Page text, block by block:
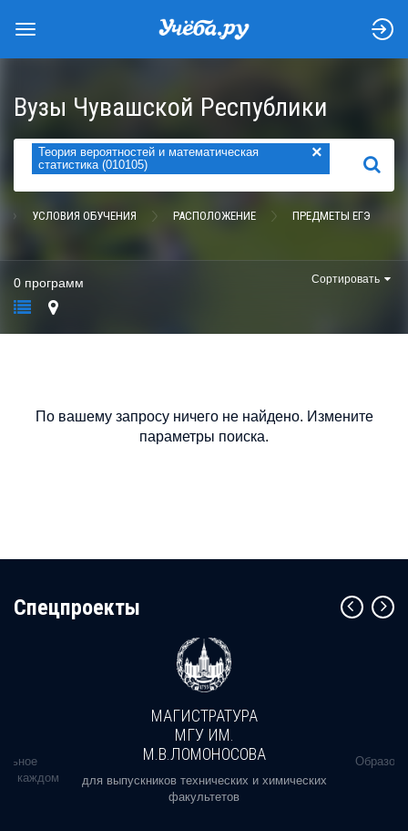
Вузы Чувашской Республики
Теория вероятностей и математическая
статистика (010105)
×
НАЙТИ
УСЛОВИЯ ОБУЧЕНИЯ РАСПОЛОЖЕНИЕ ПРЕДМЕТЫ ЕГЭ
0 программ Сортировать
По вашему запросу ничего не найдено. Измените
параметры поиска.
Cпецпроекты
в каждом
МАГИСТРАТУРА
МГУ ИМ.
М.В.ЛОМОНОСОВА
для выпускников технических и химических
факультетов